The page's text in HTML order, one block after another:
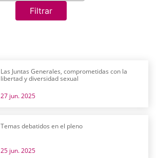
Filtrar
Las Juntas Generales, comprometidas con la
libertad y diversidad sexual
27 jun. 2025
Temas debatidos en el pleno
25 jun. 2025